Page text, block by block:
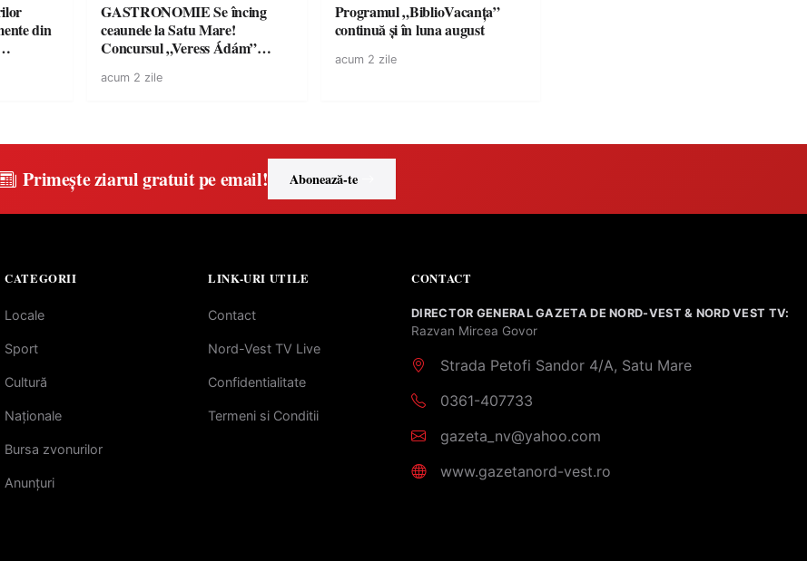
din
de
GASTRONOMIE Se încing
ceaunele la Satu Mare!
Concursul „Veress Ádám”
spectaculoase, premii și un jurat
acum 2 zile
Programul „BiblioVacanța”
continuă și în luna august
acum 2 zile
Primește ziarul gratuit pe email! Abonează-te
CATEGORII
Locale
Sport
Cultură
Naționale
Bursa zvonurilor
Anunțuri
LINK-URI UTILE
Contact
Nord-Vest TV Live
Confidentialitate
Termeni si Conditii
CONTACT
DIRECTOR GENERAL GAZETA DE NORD-VEST & NORD VEST TV:
Razvan Mircea Govor
Strada Petofi Sandor 4/A, Satu Mare
0361-407733
gazeta_nv@yahoo.com
www.gazetanord-vest.ro